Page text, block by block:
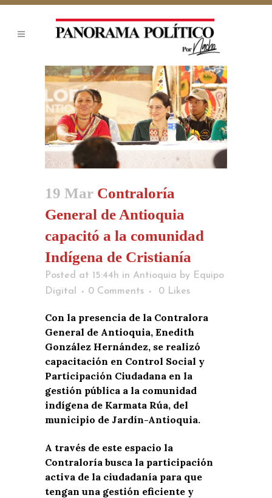
19 Mar Contraloría
General de Antioquia
capacitó a la comunidad
Indígena de Cristianía
Posted at 15:44h in Antioquia by Equipo
Digital
0 Comments 0 Likes
Con la presencia de la Contralora
General de Antioquia, Enedith
González Hernández, se realizó
capacitación en Control Social y
Participación Ciudadana en la
gestión pública a la comunidad
indígena de Karmata Rúa, del
municipio de Jardín-Antioquia.
A través de este espacio la
Contraloría busca la participación
activa de la ciudadanía para que
tengan una gestión eficiente y